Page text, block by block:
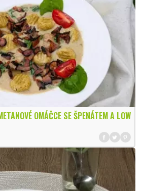
OMÁČCE SE ŠPENÁTEM A LOW